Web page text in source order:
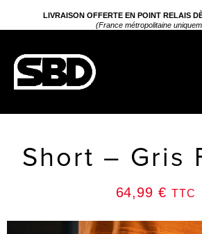
au
LIVRAISON OFFERTE EN POINT RELAIS
(France métropolitaine
Short – Gris
64,99 € TTC